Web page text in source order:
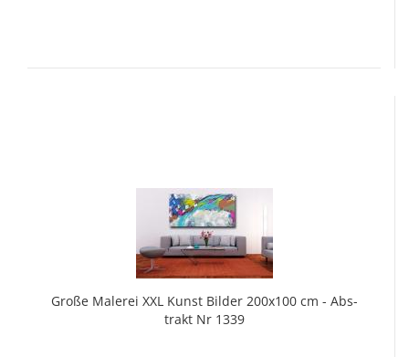
Große Ma­le­rei XXL Kunst Bil­der 200x100 cm - Abs­
trakt Nr 1339